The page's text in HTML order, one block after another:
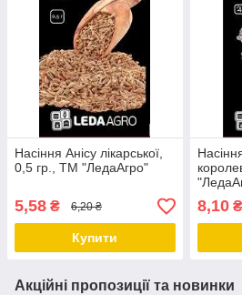
Насіння Анісу лікарської,
0,5 гр., ТМ "ЛедаАгро"
5,58 ₴ 6,20 ₴
Купити
8,10₴
Акційні пропозиції та новинки